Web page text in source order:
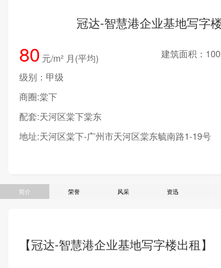
冠达-智慧港企业基地写字
80 元/m² 月(平均)
建筑面积：
级别：甲级
商圈:棠下
配套:天河区棠下棠东
地址:天河区棠下-广州市天河区棠东毓南路1-19号
简介 荣誉 风采 资迅
【冠达-智慧港企业基地写字楼出租】